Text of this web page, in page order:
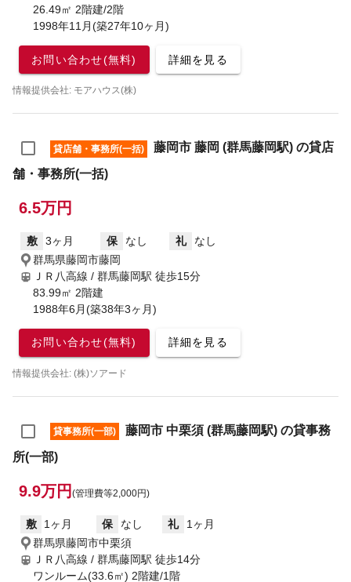
26.49㎡ 2階建/2階
1998年11月(築27年10ヶ月)
お問い合わせ(無料) 詳細を見る
情報提供会社: モアハウス(株)
貸店舗・事務所(一括)
藤岡市 藤岡 (群馬藤岡駅) の貸店
舗・事務所(一括)
6.5万円
敷 3ヶ月 保 なし 礼
なし
群馬県藤岡市藤岡
ＪＲ八高線 / 群馬藤岡駅 徒歩15分
83.99㎡ 2階建
1988年6月(築38年3ヶ月)
お問い合わせ(無料) 詳細を見る
情報提供会社: (株)ソアード
貸事務所(一部)
藤岡市 中栗須 (群馬藤岡駅) の貸事務
所(一部)
9.9万円 (管理費等2,000円)
敷 1ヶ月 保 なし 礼
1ヶ月
群馬県藤岡市中栗須
ＪＲ八高線 / 群馬藤岡駅 徒歩14分
ワンルーム(33.6㎡) 2階建/1階